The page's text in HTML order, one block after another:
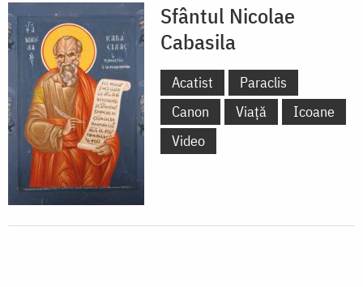
Sfântul Nicolae
Cabasila
Acatist
Paraclis
Canon
Viață
Icoane
Video